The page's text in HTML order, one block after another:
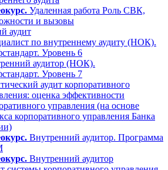
Удаленная работа Роль СВК,
и вызовы
аудит
по внутреннему аудиту (НОК).
Уровень 6
аудитор (НОК).
Уровень 7
аудит корпоративного
оценка эффективности
управления (на основе
корпоративного управления Банка
Внутренний аудитор. Программа
Внутренний аудитор